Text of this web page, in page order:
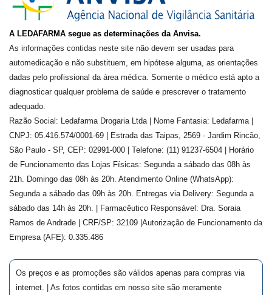
A LEDAFARMA segue as determinações da Anvisa.
As informações contidas neste site não devem ser usadas para
automedicação e não substituem, em hipótese alguma, as orientações
dadas pelo profissional da área médica. Somente o médico está apto a
diagnosticar qualquer problema de saúde e prescrever o tratamento
adequado.
Razão Social: Ledafarma Drogaria Ltda | Nome Fantasia: Ledafarma |
CNPJ: 05.416.574/0001-69 | Estrada das Taipas, 2569 - Jardim Rincão,
São Paulo - SP, CEP: 02991-000 | Telefone: (11) 91237-6504 | Horário
de Funcionamento das Lojas Físicas: Segunda a sábado das 08h às
21h. Domingo das 08h às 20h. Atendimento Online (WhatsApp):
Segunda a sábado das 09h às 20h. Entregas via Delivery: Segunda a
sábado das 14h às 20h. | Farmacêutico Responsável: Dra. Soraia
Ramos de Andrade
| CRF/SP: 32109 |Autorização de Funcionamento da
Empresa (AFE): 0.335.486
Os preços e as promoções são válidos apenas para compras via
internet. | As fotos contidas em nosso site são meramente